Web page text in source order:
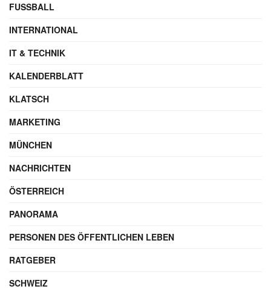
FUSSBALL
INTERNATIONAL
IT & TECHNIK
KALENDERBLATT
KLATSCH
MARKETING
MÜNCHEN
NACHRICHTEN
ÖSTERREICH
PANORAMA
PERSONEN DES ÖFFENTLICHEN LEBEN
RATGEBER
SCHWEIZ